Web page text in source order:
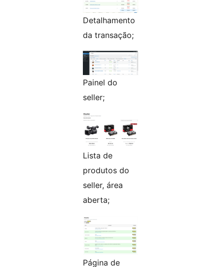
Detalhamento
da transação;
Painel do
seller;
Lista de
produtos do
seller, área
aberta;
Página de